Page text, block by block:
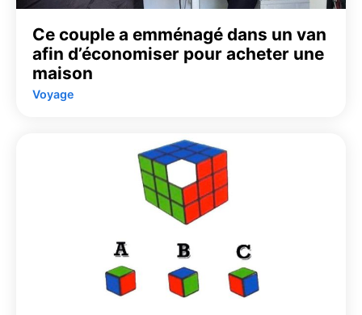
Ce couple a emménagé dans un van
afin d’économiser pour acheter une
maison
Voyage